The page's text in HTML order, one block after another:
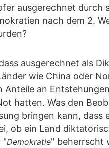
ausgerechnet durch
nach dem 2.
ausgerechnet als
wie China oder
Anteile an
hatten. Was den
bringen kann, dass
ob ein Land
"Demokratie" beherrscht